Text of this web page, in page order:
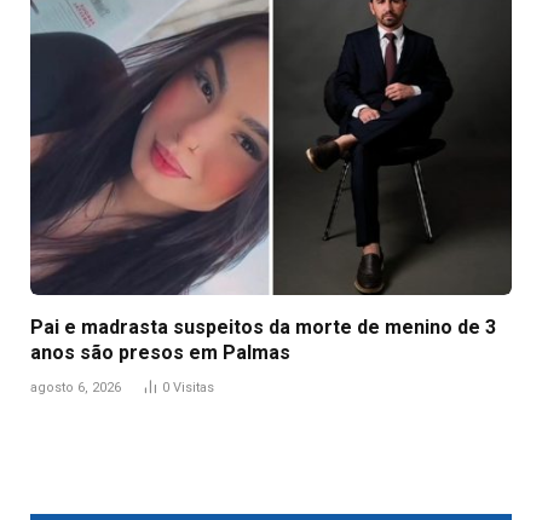
Pai e madrasta suspeitos da morte de menino de 3
anos são presos em Palmas
agosto 6, 2026 0 Visitas